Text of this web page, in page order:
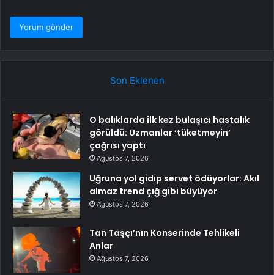
Son Eklenen
O balıklarda ilk kez bulaşıcı hastalık
görüldü: Uzmanlar ‘tüketmeyin’
çağrısı yaptı
Ağustos 7, 2026
Uğruna yol gidip servet ödüyorlar: Akıl
almaz trend çığ gibi büyüyor
Ağustos 7, 2026
Tan Taşçı’nın Konserinde Tehlikeli
Anlar
Ağustos 7, 2026